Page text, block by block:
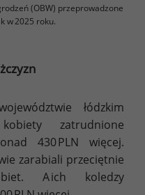
(OBW) przeprowadzone
w 2025 roku.
łódzkim
zatrudnione
430 PLN więcej.
zarabiali przeciętnie
A ich koledzy